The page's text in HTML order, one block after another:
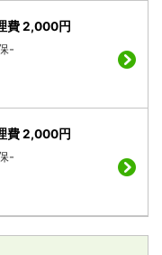
費 2,000円
-
費 2,000円
-